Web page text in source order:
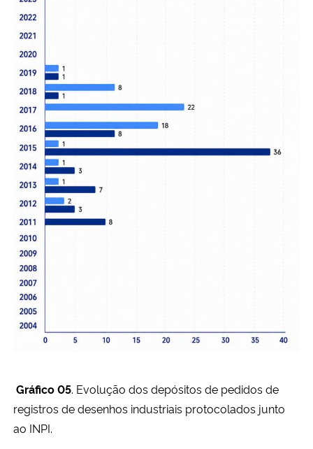
Gráfico 05. Evolução dos depósitos de pedidos de
registros de desenhos industriais protocolados junto
ao INPI.